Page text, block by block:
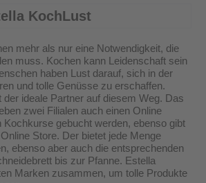
KochLust
mehr als nur eine Notwendigkeit, die
muss. Kochen kann Leidenschaft sein
haben Lust darauf, sich in der
und tolle Genüsse zu erschaffen.
ideale Partner auf diesem Weg. Das
zwei Filialen auch einen Online
Kochkurse gebucht werden, ebenso gibt
Store. Der bietet jede Menge
ebenso aber auch die entsprechenden
bis zur Pfanne. Estella
Marken zusammen, um tolle Produkte